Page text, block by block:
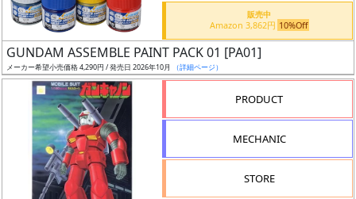
含
む
開
販売中
Amazon 3,862円 10%Off
GUNDAM ASSEMBLE PAINT PACK 01 [PA01]
メーカー希望小売価格 4,290円 / 発売日 2026年10月 （詳細ページ）
PRODUCT
MECHANIC
STORE